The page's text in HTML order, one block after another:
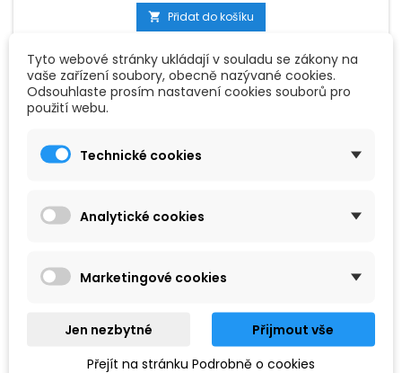
 Přidat do košíku
Tyto webové stránky ukládají v souladu se zákony na
vaše zařízení soubory, obecně nazývané cookies.
Odsouhlaste prosím nastavení cookies souborů pro
použití webu.
Technické cookies
Analytické cookies
Marketingové cookies
Jen nezbytné
Přijmout vše
Přejít na stránku Podrobně o cookies